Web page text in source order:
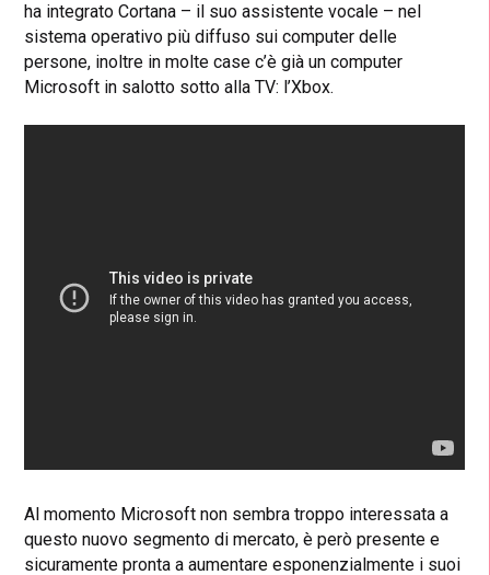
ha integrato Cortana – il suo assistente vocale – nel
sistema operativo più diffuso sui computer delle
persone, inoltre in molte case c’è già un computer
Microsoft in salotto sotto alla TV: l’Xbox.
Al momento Microsoft non sembra troppo interessata a
questo nuovo segmento di mercato, è però presente e
sicuramente pronta a aumentare esponenzialmente i suoi